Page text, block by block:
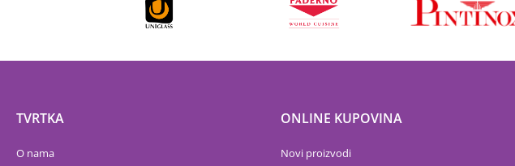
TVRTKA
O nama
ONLINE KUPOVINA
Novi proizvodi